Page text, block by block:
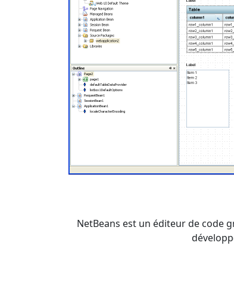
NetBeans est un éditeur de code